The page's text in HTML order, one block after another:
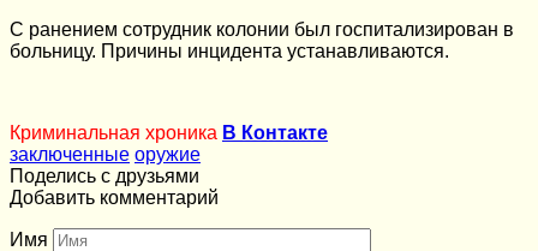
С ранением сотрудник колонии был госпитализирован в
больницу. Причины инцидента устанавливаются.
Криминальная хроника В Контакте
заключенные оружие
Поделись с друзьями
Добавить комментарий
Имя